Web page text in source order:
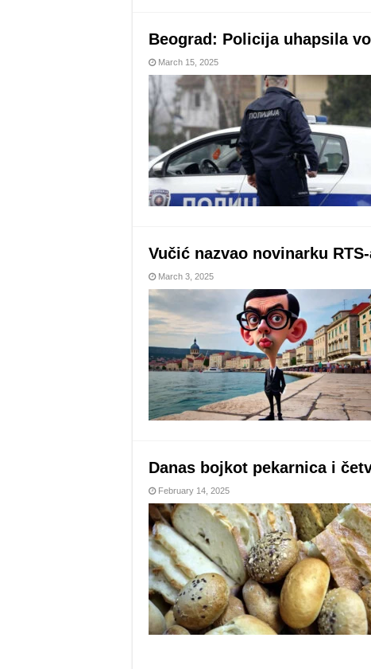
Beograd: Policija uhapsila
March 15, 2025
Vučić nazvao novinarku
March 3, 2025
Danas bojkot pekarnica i
February 14, 2025